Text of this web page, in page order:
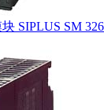
SIPLUS SM